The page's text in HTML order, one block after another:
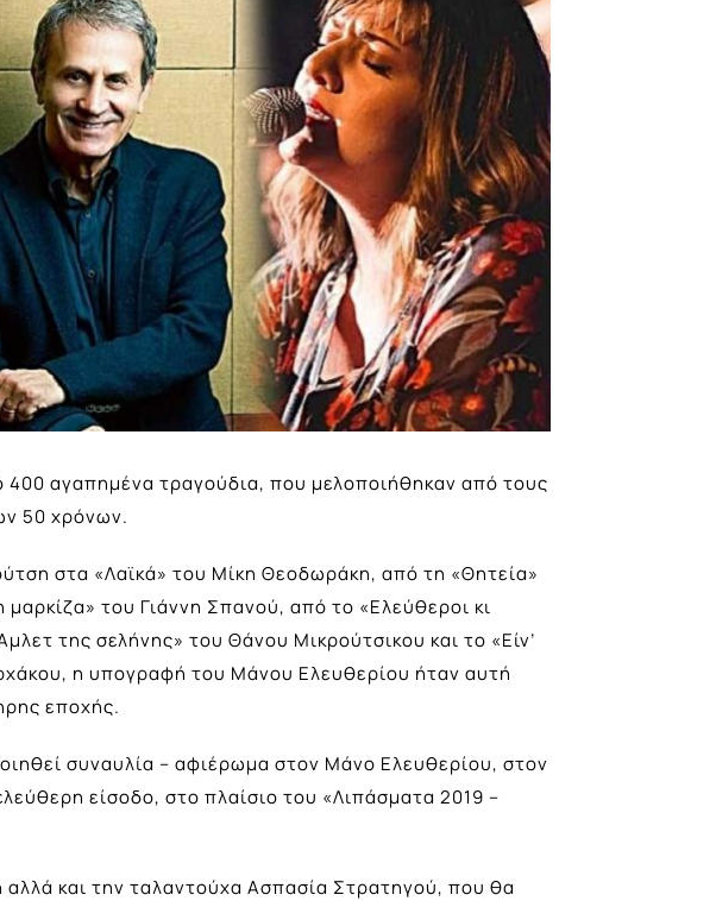
αγαπημένα τραγούδια, που μελοποιήθηκαν από τους
50 χρόνων.
στα «Λαϊκά» του Μίκη Θεοδωράκη, από τη «Θητεία»
του Γιάννη Σπανού, από το «Ελεύθεροι κι
της σελήνης» του Θάνου Μικρούτσικου και το «Είν’
η υπογραφή του Μάνου Ελευθερίου ήταν αυτή
εποχής.
συναυλία – αφιέρωμα στον Μάνο Ελευθερίου, στον
είσοδο, στο πλαίσιο του «Λιπάσματα 2019 –
και την ταλαντούχα Ασπασία Στρατηγού, που θα